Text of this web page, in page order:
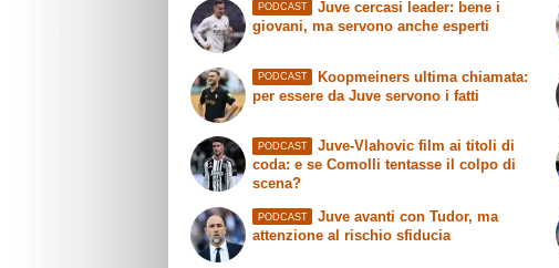
PODCAST
Juve cercasi leader: bene i
giovani, ma servono anche esperti
PODCAST
Koopmeiners ultima chiamata:
per essere da Juve servono i fatti
PODCAST
Juve-Vlahovic film ai titoli di
coda: e se Comolli tentasse il colpo di
scena?
PODCAST
Juve avanti con Tudor, ma
attenzione al rischio sfiducia